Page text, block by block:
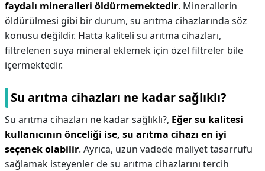
faydalı mineralleri öldürmemektedir. Minerallerin
öldürülmesi gibi bir durum, su arıtma cihazlarında söz
konusu değildir. Hatta kaliteli su arıtma cihazları,
filtrelenen suya mineral eklemek için özel filtreler bile
içermektedir.
Su arıtma cihazları ne kadar sağlıklı?
Su arıtma cihazları ne kadar sağlıklı?, Eğer su kalitesi
kullanıcının önceliği ise, su arıtma cihazı en iyi
seçenek olabilir. Ayrıca, uzun vadede maliyet tasarrufu
sağlamak isteyenler de su arıtma cihazlarını tercih